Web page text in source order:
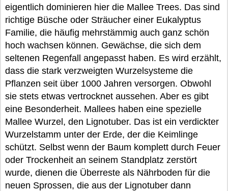
eigentlich dominieren hier die Mallee Trees. Das sind
richtige Büsche oder Sträucher einer Eukalyptus
Familie, die häufig mehrstämmig auch ganz schön
hoch wachsen können. Gewächse, die sich dem
seltenen Regenfall angepasst haben. Es wird erzählt,
dass die stark verzweigten Wurzelsysteme die
Pflanzen seit über 1000 Jahren versorgen. Obwohl
sie stets etwas vertrocknet aussehen. Aber es gibt
eine Besonderheit. Mallees haben eine spezielle
Mallee Wurzel, den Lignotuber. Das ist ein verdickter
Wurzelstamm unter der Erde, der die Keimlinge
schützt. Selbst wenn der Baum komplett durch Feuer
oder Trockenheit an seinem Standplatz zerstört
wurde, dienen die Überreste als Nährboden für die
neuen Sprossen, die aus der Lignotuber dann